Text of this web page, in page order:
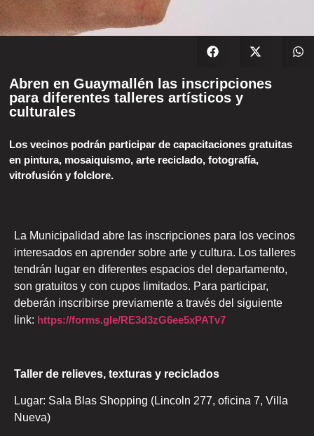
Abren en Guaymallén las inscripciones
para diferentes talleres artísticos y
culturales
Los vecinos podrán participar de capacitaciones gratuitas
en pintura, mosaiquismo, arte reciclado, fotografía,
vitrofusión y folclore.
La Municipalidad abre las inscripciones para los vecinos
interesados en aprender sobre arte y cultura. Los talleres
tendrán lugar en diferentes espacios del departamento,
son gratuitos y con cupos limitados. Para participar,
deberán inscribirse previamente a través del siguiente
link: https://forms.gle/RE3d3zG6ee5xPATv7
Taller de relieves, texturas y reciclados
Lugar: Sala Blas Shopping (Lincoln 277, oficina 7, Villa
Nueva)